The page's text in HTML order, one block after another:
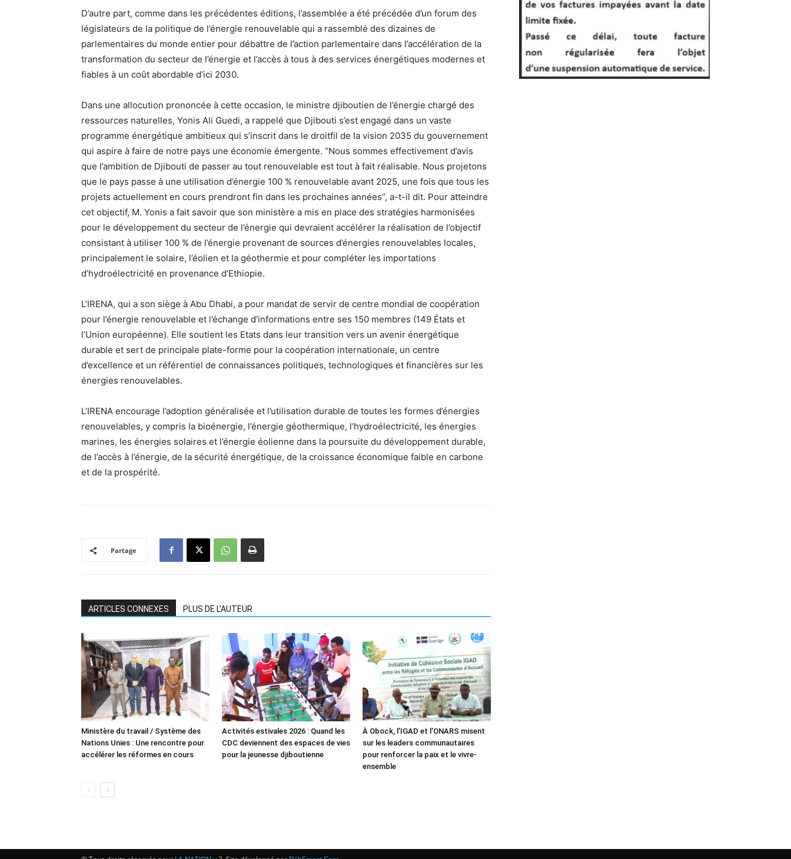
D’autre part, comme dans les précédentes éditions, l’assemblée a été précédée d’un forum des
législateurs de la politique de l’énergie renouvelable qui a rassemblé des dizaines de
parlementaires du monde entier pour débattre de l’action parlementaire dans l’accélération de la
transformation du secteur de l’énergie et l’accès à tous à des services énergétiques modernes et
fiables à un coût abordable d’ici 2030.
Dans une allocution prononcée à cette occasion, le ministre djiboutien de l’énergie chargé des
ressources naturelles, Yonis Ali Guedi, a rappelé que Djibouti s’est engagé dans un vaste
programme énergétique ambitieux qui s’inscrit dans le droitfil de la vision 2035 du gouvernement
qui aspire à faire de notre pays une économie émergente. ‘’Nous sommes effectivement d’avis
que l’ambition de Djibouti de passer au tout renouvelable est tout à fait réalisable. Nous projetons
que le pays passe à une utilisation d’énergie 100 % renouvelable avant 2025, une fois que tous les
projets actuellement en cours prendront fin dans les prochaines années’’, a-t-il dit. Pour atteindre
cet objectif, M. Yonis a fait savoir que son ministère a mis en place des stratégies harmonisées
pour le développement du secteur de l’énergie qui devraient accélérer la réalisation de l’objectif
consistant à utiliser 100 % de l’énergie provenant de sources d’énergies renouvelables locales,
principalement le solaire, l’éolien et la géothermie et pour compléter les importations
d’hydroélectricité en provenance d’Ethiopie.
L’IRENA, qui a son siège à Abu Dhabi, a pour mandat de servir de centre mondial de coopération
pour l’énergie renouvelable et l’échange d’informations entre ses 150 membres (149 États et
l’Union européenne). Elle soutient les Etats dans leur transition vers un avenir énergétique
durable et sert de principale plate-forme pour la coopération internationale, un centre
d’excellence et un référentiel de connaissances politiques, technologiques et financières sur les
énergies renouvelables.
L’IRENA encourage l’adoption généralisée et l’utilisation durable de toutes les formes d’énergies
renouvelables, y compris la bioénergie, l’énergie géothermique, l’hydroélectricité, les énergies
marines, les énergies solaires et l’énergie éolienne dans la poursuite du développement durable,
de l’accès à l’énergie, de la sécurité énergétique, de la croissance économique faible en carbone
et de la prospérité.
Partage
ARTICLES CONNEXES PLUS DE L'AUTEUR
Ministère du travail / Système des
Nations Unies : Une rencontre pour
accélérer les réformes en cours
Activités estivales 2026 : Quand les
CDC deviennent des espaces de vies
pour la jeunesse djiboutienne
À Obock, l’IGAD et l’ONARS misent
sur les leaders communautaires
pour renforcer la paix et le vivre-
ensemble